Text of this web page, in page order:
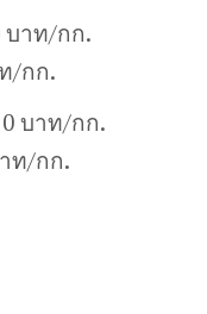
บาท/กก.
/กก.
บาท/กก.
ท/กก.